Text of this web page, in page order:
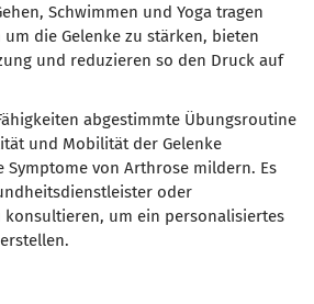
Schwimmen und Yoga tragen
die Gelenke zu stärken, bieten
und reduzieren so den Druck auf
abgestimmte Übungsroutine
und Mobilität der Gelenke
Symptome von Arthrose mildern. Es
oder
konsultieren, um ein personalisiertes